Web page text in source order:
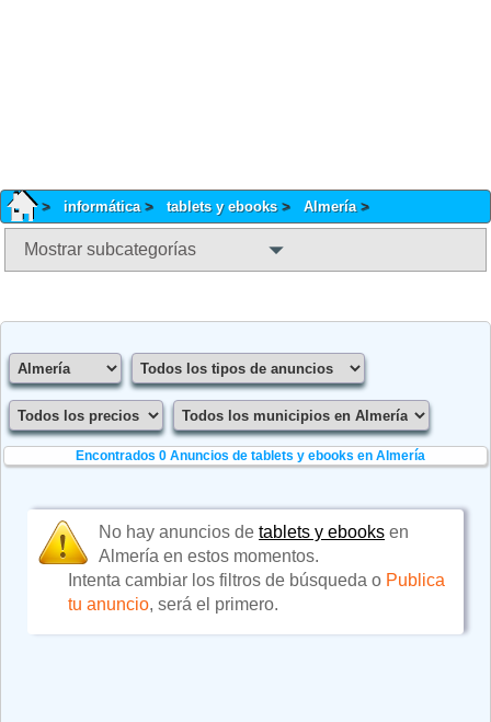
informática tablets y ebooks Almería
Mostrar subcategorías
Encontrados 0 Anuncios de tablets y ebooks en Almería
No hay anuncios detablets y ebooks en
Almería en estos momentos.
Intenta cambiar los filtros de búsqueda o Publica
tu anuncio, será el primero.